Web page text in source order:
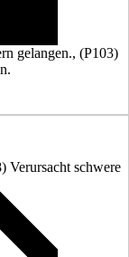
gelangen., (P103)
Verursacht schwere